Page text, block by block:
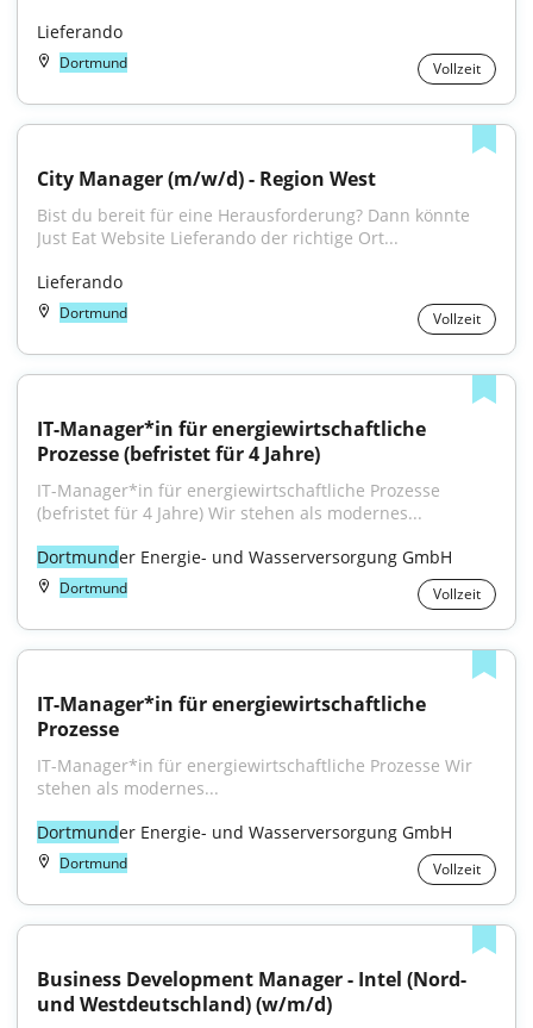
Lieferando
Dortmund Vollzeit
City Manager (m/w/d) - Region West
Bist du bereit für eine Herausforderung? Dann könnte
Just Eat Website Lieferando der richtige Ort...
Lieferando
Dortmund Vollzeit
IT-Manager*in für energiewirtschaftliche
Prozesse (befristet für 4 Jahre)
IT-Manager*in für energiewirt­schaft­liche Prozesse
(befristet für 4 Jahre) Wir stehen als modernes...
Dortmunder Energie- und Wasserversorgung GmbH
Dortmund Vollzeit
IT-Manager*in für energiewirt­schaft­liche
Prozesse
IT-Manager*in für energiewirtschaftliche Prozesse Wir
stehen als modernes...
Dortmunder Energie- und Wasserversorgung GmbH
Dortmund Vollzeit
Business Development Manager - Intel (Nord-
und Westdeutschland) (w/m/d)